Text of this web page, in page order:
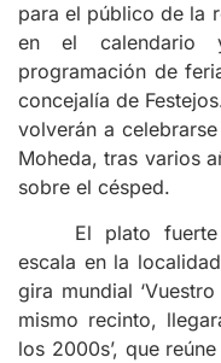
para el público de la
en el calendario
programación de
concejalía de
volverán a
Moheda, tras varios
sobre el césped.
El plato
escala en la
gira mundial
mismo recinto,
los 2000s’, que